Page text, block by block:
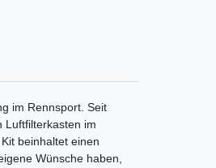
im Rennsport. Seit
Luftfilterkasten im
beinhaltet einen
Wünsche haben,